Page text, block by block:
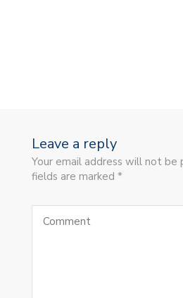
Leave a reply
Your email address will not be
fields are marked *